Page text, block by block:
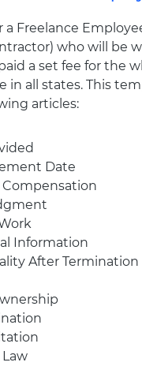
a Freelance
who will be
a set fee for the
in all states. This
articles:
Date
Information
After Termination
Law